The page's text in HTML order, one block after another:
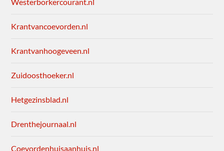
Krantvancoevorden.nl
Krantvanhoogeveen.nl
Zuidoosthoeker.nl
Hetgezinsblad.nl
Drenthejournaal.nl
Coevordenhuisaanhuis.nl